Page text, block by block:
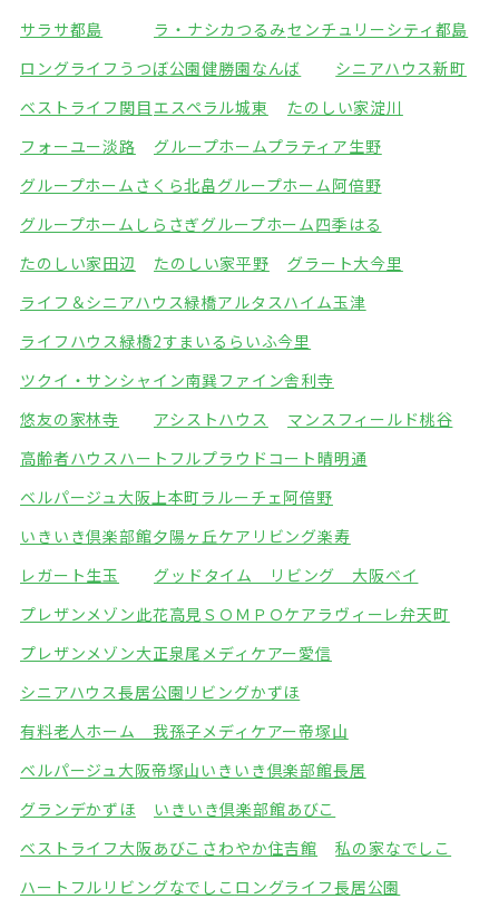
サラサ都島
ラ・ナシカつるみセンチュリーシティ都島
ロングライフうつぼ公園健勝園なんば
シニアハウス新町
ベストライフ関目エスペラル城東
たのしい家淀川
フォーユー淡路
グループホームプラティア生野
グループホームさくら北畠グループホーム阿倍野
グループホームしらさぎグループホーム四季はる
たのしい家田辺
たのしい家平野
グラート大今里
ライフ＆シニアハウス緑橋アルタスハイム玉津
ライフハウス緑橋2すまいるらいふ今里
ツクイ・サンシャイン南巽ファイン舎利寺
悠友の家林寺
アシストハウス
マンスフィールド桃谷
高齢者ハウスハートフルプラウドコート晴明通
ベルパージュ大阪上本町ラルーチェ阿倍野
いきいき倶楽部館夕陽ヶ丘ケアリビング楽寿
レガート生玉
グッドタイム リビング 大阪ベイ
プレザンメゾン此花高見 ＳＯＭＰＯケアラヴィーレ弁天町
プレザンメゾン大正泉尾 メディケアー愛信
シニアハウス長居公園 リビングかずほ
有料老人ホーム 我孫子メディケアー帝塚山
ベルパージュ大阪帝塚山いきいき倶楽部館長居
グランデかずほ
いきいき倶楽部館あびこ
ベストライフ大阪あびこ さわやか住吉館
私の家なでしこ
ハートフルリビングなでしこ ロングライフ長居公園